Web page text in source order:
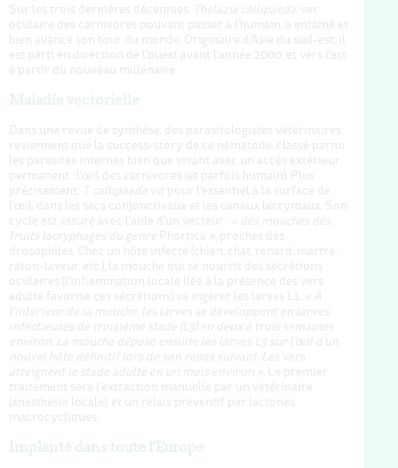
Sur les trois dernières décennies, Thelazia callipaeda
, ver
oculaire des carnivores pouvant passer à l'humain, a entamé et
bien avancé son tour du monde. Originaire d'Asie du sud-est, il
est parti en direction de l'ouest avant l'année 2000, et vers l'est
à partir du nouveau millénaire.
Dans une revue de synthèse, des parasitologistes vétérinaires
reviennent que la success-story de ce nématode, classé parmi
les parasites internes bien que vivant avec un accès extérieur
permanent : l'œil des carnivores (et parfois humain). Plus
précisément, T. callipaed
vit pour l'essentiel à la surface de
l'œil, dans les sacs conjonctivaux et les canaux lacrymaux. Son
cycle est assuré avec l'aide d'un vecteur :
des mouches des
fruits lacryphages du genre
Phortica » , proches des
drosophiles. Chez un hôte infecté (chien, chat, renard, martre,
raton-laveur, etc.), la mouche qui se nourrit des sécrétions
oculaires (l'inflammation locale liée à la présence des vers
adulte favorise ces sécrétions) va ingérer les larves L1.
À
l'intérieur de la mouche, les larves se développent en larves
infectieuses de troisième stade (L3) en deux à trois semaines
environ. La mouche dépose ensuite les larves L3 sur l'œil d'un
nouvel hôte définitif lors de son repas suivant. Les vers
atteignent le stade adulte en un mois environ » . Le premier
traitement sera l'extraction manuelle par un vétérinaire
(anesthésie locale), et un relais préventif par lactones
macrocycliques.